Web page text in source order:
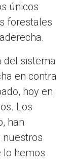
únicos
forestales
del sistema
en contra
hoy en
Los
han
nuestros
lo hemos